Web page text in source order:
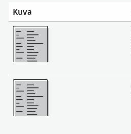
Kuva
Enemmän
Enemmän